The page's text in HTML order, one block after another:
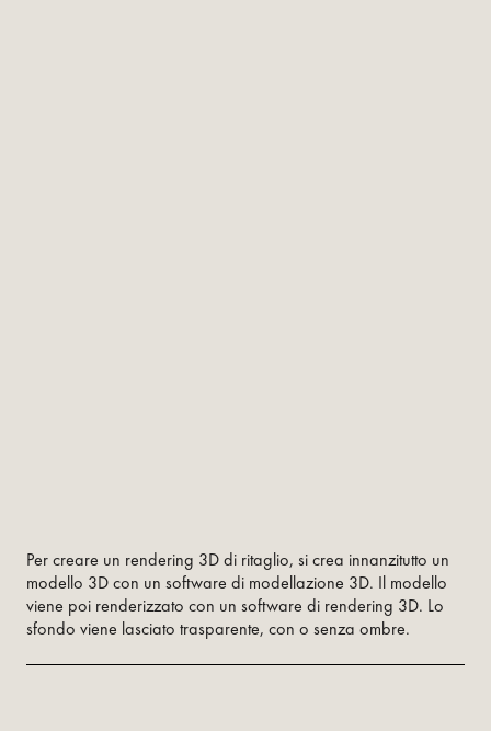
Per creare un rendering 3D di ritaglio, si crea innanzitutto un
modello 3D con un software di modellazione 3D. Il modello
viene poi renderizzato con un software di rendering 3D. Lo
sfondo viene lasciato trasparente, con o senza ombre.